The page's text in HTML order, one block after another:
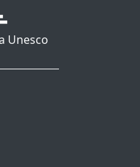
Unesco